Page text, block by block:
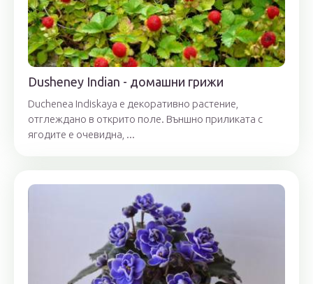
Dusheney Indian - домашни грижи
Duchenea Indiskaya е декоративно растение,
отглеждано в открито поле. Външно приликата с
ягодите е очевидна, ...